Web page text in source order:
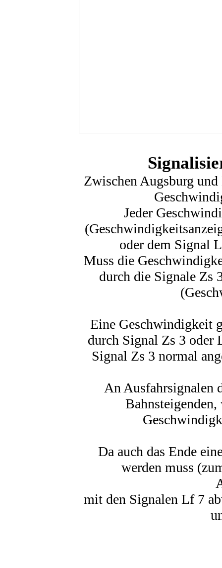
Zwischen Augsburg
Jeder
oder dem Signal
Muss die
durch die Signale Zs
Eine Geschwindigkeit
durch Signal Zs 3
Signal Zs 3 normal
An Ausfahrsignalen
Da auch das Ende
werden muss
mit den Signalen Lf 7